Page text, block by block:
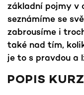
základní pojmy v
seznámíme se
zabrousíme i
také nad tím,
je to s pravdou a
POPIS